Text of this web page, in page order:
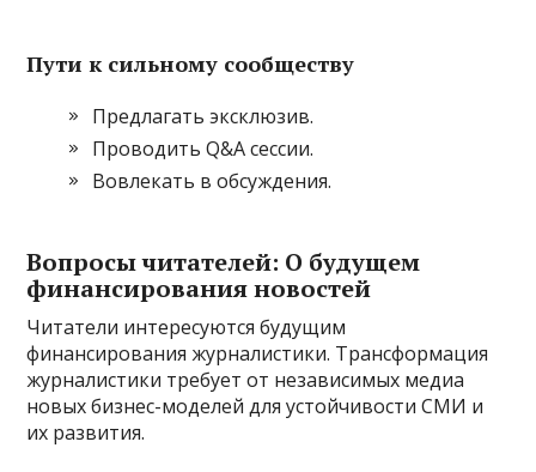
Пути к сильному сообществу
Предлагать эксклюзив.
Проводить Q&A сессии.
Вовлекать в обсуждения.
Вопросы читателей: О будущем
финансирования новостей
Читатели интересуются будущим
финансирования журналистики. Трансформация
журналистики требует от независимых медиа
новых бизнес-моделей для устойчивости СМИ и
их развития.